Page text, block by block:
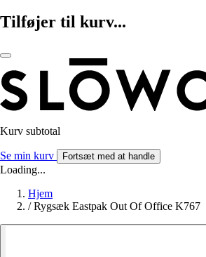
Tilføjer til kurv...
Kurv subtotal
Se min kurv Fortsæt med at handle
Loading...
Hjem
/ Rygsæk Eastpak Out Of Office K767